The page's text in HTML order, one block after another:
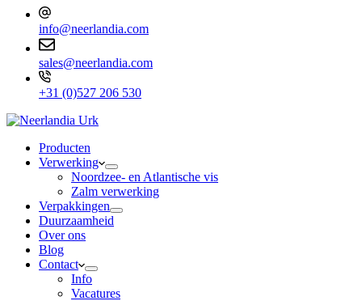
info@neerlandia.com
sales@neerlandia.com
+31 (0)527 206 530
Producten
Verwerking
Noordzee- en Atlantische vis
Zalm verwerking
Verpakkingen
Duurzaamheid
Over ons
Blog
Contact
Info
Vacatures